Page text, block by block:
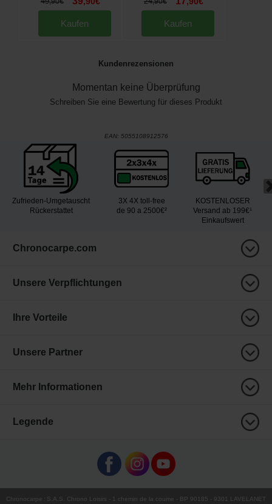
Kaufen Kaufen
Kundenrezensionen
Momentan keine Überprüfung
Schreiben Sie eine Bewertung für dieses Produkt
EAN: 5055108912576
Zufrieden-Umgetauscht
Rückerstattet
3X 4X toll-free
de 90 a 2500€²
KOSTENLOSER
Versand ab 199€¹
Einkaufswert
Chronocarpe.com
Unsere Verpflichtungen
Ihre Vorteile
Unsere Partner
Mehr Informationen
Legende
Chronocarpe : S.A.S. Chrono Loisirs - 1 chemin de la coume - BP 90185 - 9301 LAVELANET